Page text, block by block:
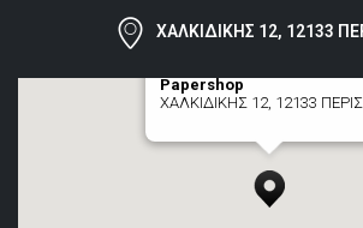
ΧΑΛΚΙΔΙΚΗΣ 12, 12133
Papershop
ΧΑΛΚΙΔΙΚΗΣ 12, 12133